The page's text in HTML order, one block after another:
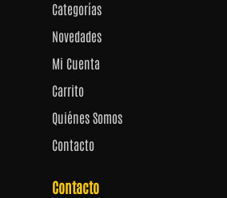
Categorías
Novedades
Mi Cuenta
Carrito
Quiénes Somos
Contacto
Contacto